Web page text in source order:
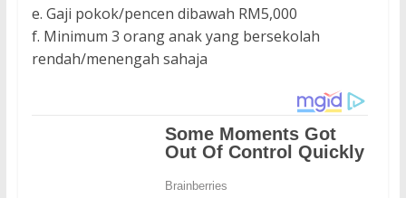
e. Gaji pokok/pencen dibawah RM5,000
f. Minimum 3 orang anak yang bersekolah
rendah/menengah sahaja